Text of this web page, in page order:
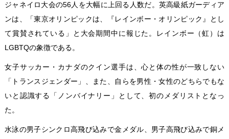
ジャネイロ大会の56人を大幅に上回る人数だ。英高級紙ガーディア
ンは、「東京オリンピックは、『レインボー・オリンピック』とし
て賞賛されている」と大会期間中に報じた。レインボー（虹）は
LGBTQの象徴である。
女子サッカー・カナダのクイン選手は、心と体の性が一致しない
「トランスジェンダー」、また、自らを男性・女性のどちらでもな
いと認識する「ノンバイナリー」として、初のメダリストとなっ
た。
水泳の男子シンクロ高飛び込みで金メダル、男子高飛び込みで銅メ